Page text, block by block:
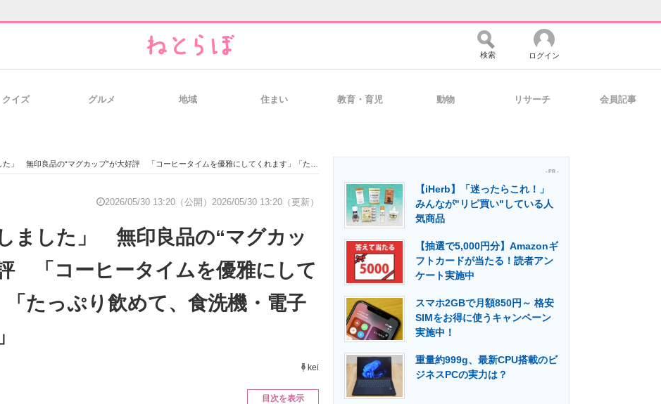
経営リーダーのコミュニティ マーケ×ITの今がよく分かる
向けIT製品の総合サイト 製造業のIT導入・活用を支援
エネルギーの専門メディア 建設×テクノロジーの最前線
検索 ログイン
クイズ グルメ 地域 住まい 教育・育児 動物 リサーチ 会員記事
無印良品の“マグカップ”が大好評 「コーヒータイムを優雅にしてくれます」「たっぷり飲めて、食洗機・電子レンジOK」
2026/05/30 13:20（公開） 2026/05/30 13:20（更新）
しました」 無印良品の“マグカッ
「コーヒータイムを優雅にして
「たっぷり飲めて、食洗機・電子
kei
目次を表示
- PR -
【iHerb】「迷ったらこれ！」
みんなが"リピ買い"している人
気商品
【抽選で5,000円分】Amazonギ
フトカードが当たる！読者アン
ケート実施中
スマホ2GBで月額850円～ 格安
SIMをお得に使うキャンペーン
実施中！
重量約999g、最新CPU搭載のビ
ジネスPCの実力は？